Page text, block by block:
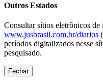
Outros Estados
Consultar sítios eletrônicos
www.jusbrasil.com.br/diarios
períodos digitalizados nesse
pesquisado.
Fechar